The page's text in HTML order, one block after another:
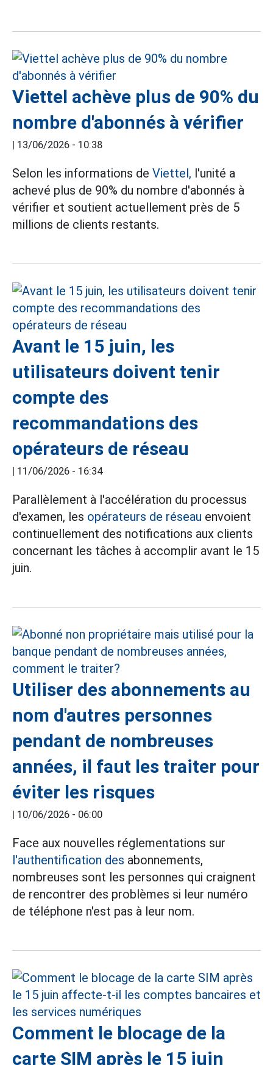
Viettel achève plus de 90% du
nombre d'abonnés à vérifier
| 13/06/2026 - 10:38
Selon les informations de Viettel, l'unité a
achevé plus de 90% du nombre d'abonnés à
vérifier et soutient actuellement près de 5
millions de clients restants.
Avant le 15 juin, les
utilisateurs doivent tenir
compte des
recommandations des
opérateurs de réseau
| 11/06/2026 - 16:34
Parallèlement à l'accélération du processus
d'examen, les opérateurs de réseau envoient
continuellement des notifications aux clients
concernant les tâches à accomplir avant le 15
juin.
Utiliser des abonnements au
nom d'autres personnes
pendant de nombreuses
années, il faut les traiter pour
éviter les risques
| 10/06/2026 - 06:00
Face aux nouvelles réglementations sur
l'authentification des abonnements,
nombreuses sont les personnes qui craignent
de rencontrer des problèmes si leur numéro
de téléphone n'est pas à leur nom.
Comment le blocage de la
carte SIM après le 15 juin